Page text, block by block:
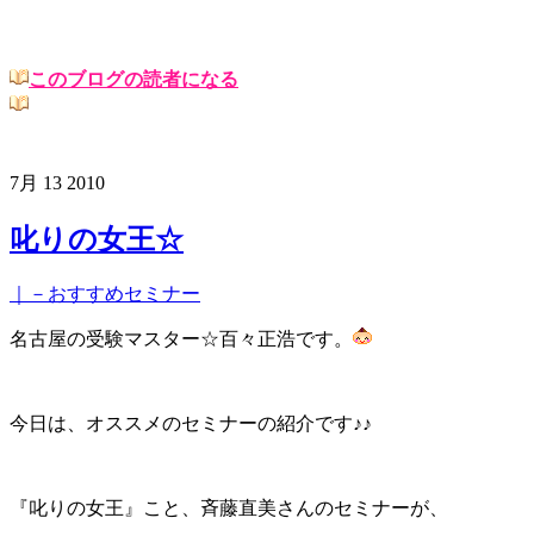
このブログの読者になる
7月 13 2010
叱りの女王☆
｜－おすすめセミナー
名古屋の受験マスター☆百々正浩です。
今日は、オススメのセミナーの紹介です♪♪
『叱りの女王』こと、斉藤直美さんのセミナーが、